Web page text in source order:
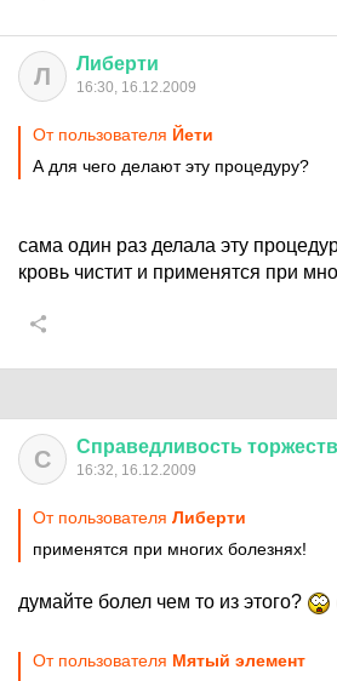
Л Либерти
16:30, 16.12.2009
От пользователя Йети
А для чего делают эту процедуру?
сама один раз делала эту
кровь чистит и применятся при
С Справедливость
16:32, 16.12.2009
От пользователя Либерти
применятся при многих болезнях!
думайте болел чем то из этого?
От пользователя Mятый элемент